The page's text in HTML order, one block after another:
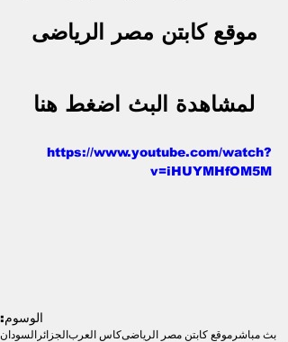
موقع كابتن مصر الرياضى
لمشاهدة البث اضغط هنا
https://www.youtube.com/watch?
v=iHUYMHfOM5M
الوسوم:
بث مباشرموقع كابتن مصر الرياضىكاس العربالجزائرالسودان